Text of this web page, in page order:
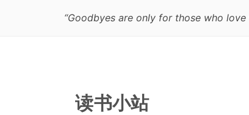
“Goodbyes are only for those who
读书小站